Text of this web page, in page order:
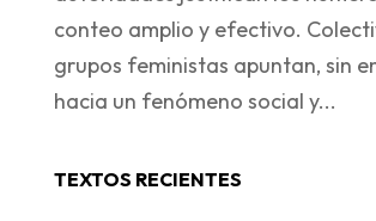
conteo amplio y efectivo.
grupos feministas apuntan, sin
hacia un fenómeno social y...
TEXTOS RECIENTES